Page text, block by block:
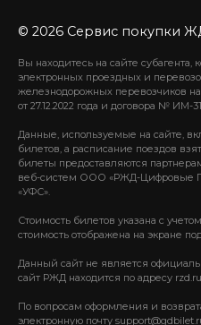
© 2026 Сервис покупки
Вы находитесь на сайте
электронных проездных и
железнодорожных перевозчиков
от 27.12.2022 года и договора № ИМ-
Данные, используемые на сайте,
билетов, а расписание поездов
билеты предоставляются
веб-систем ООО «РЖД-Цифровые
«УФС».
Стоимость билетов указана с
стоимость отображена на экране
Данный сайт не является
сайт РЖД находится по адресу rzd.ru.
По вопросам оформления и
электронную почту